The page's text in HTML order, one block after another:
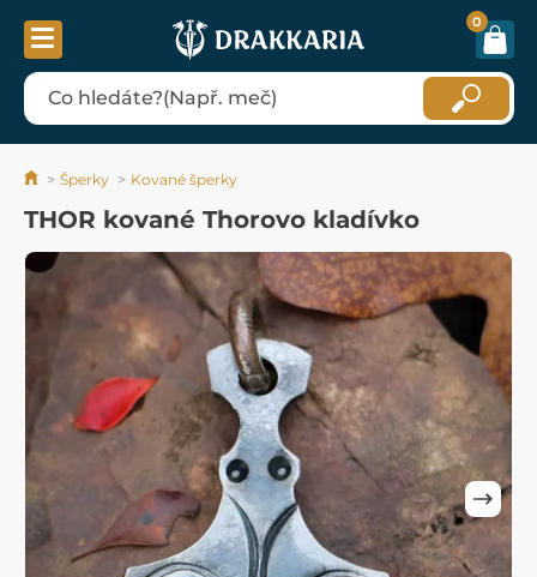
0
Šperky Kované šperky
THOR kované Thorovo kladívko